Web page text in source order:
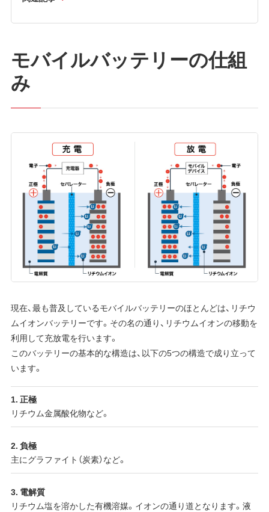
モバイルバッテリーの仕組
み
現在、最も普及しているモバイルバッテリーのほとんどは、リチウ
ムイオンバッテリーです。その名の通り、リチウムイオンの移動を
利用して充放電を行います。
このバッテリーの基本的な構造は、以下の5つの構造で成り立って
います。
1. 正極
リチウム金属酸化物など。
2. 負極
主にグラファイト（炭素）など。
3. 電解質
リチウム塩を溶かした有機溶媒。イオンの通り道となります。液